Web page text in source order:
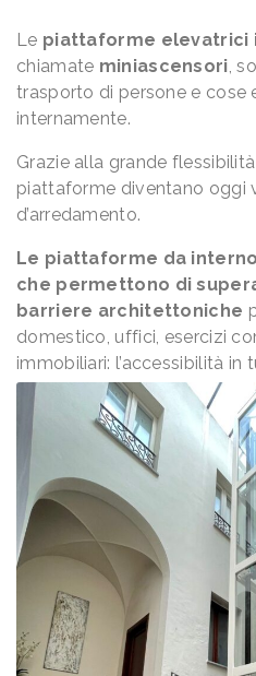
Le piattaforme elevatrici
chiamate miniascensori,
trasporto di persone e cose
internamente.
Grazie alla grande
piattaforme diventano oggi
d’arredamento.
Le piattaforme da
che permettono di
barriere architettoniche
domestico, uffici, esercizi
immobiliari: l’accessibilità in